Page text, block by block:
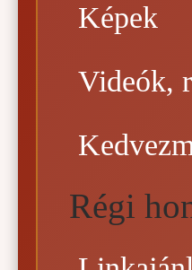
Képek
Videók,
Régi